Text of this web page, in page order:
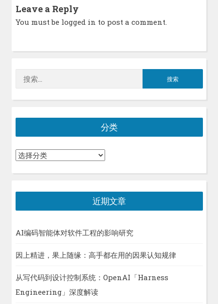
Leave a Reply
You must be logged in to post a comment.
索：
分类
分
近期文章
AI编码智能体对软件工程的影响研究
因上精进，果上随缘：高手都在用的因果认知规律
从写代码到设计控制系统：OpenAI「Harness
Engineering」深度解读